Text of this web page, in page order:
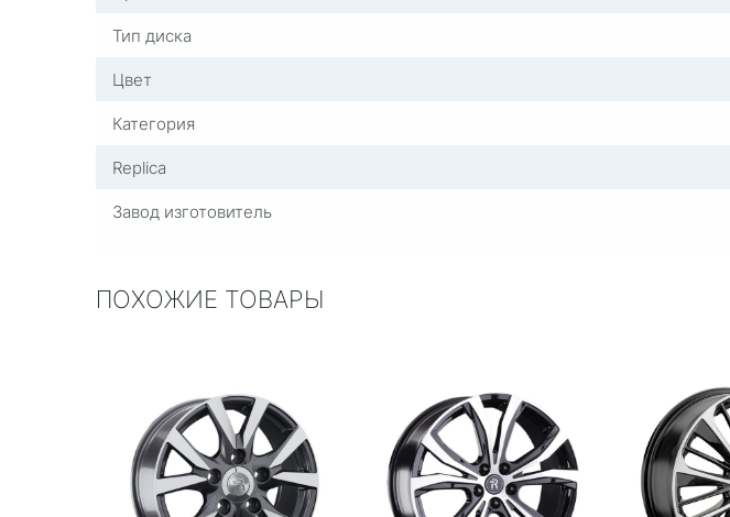
Тип диска
Цвет
Категория
Replica
Завод изготовитель
ПОХОЖИЕ ТОВАРЫ